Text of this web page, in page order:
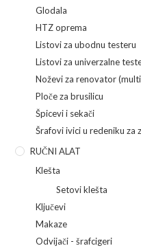
Glodala
HTZ oprema
Listovi za ubodnu testeru
Listovi za univerzalne
Noževi za renovator
Ploče za brusilicu
Špicevi i sekači
Šrafovi ivici u redeniku za
RUČNI ALAT
Klešta
Setovi klešta
Ključevi
Makaze
Odvijači - šrafcigeri